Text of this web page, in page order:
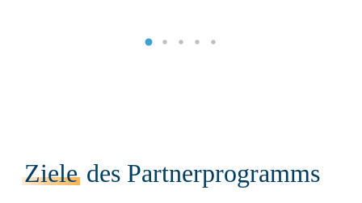
Zieledes Partnerprogramms